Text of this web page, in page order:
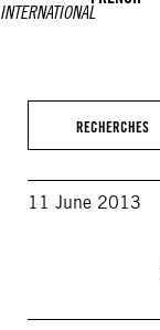
RECHERCHES
11 June 2013